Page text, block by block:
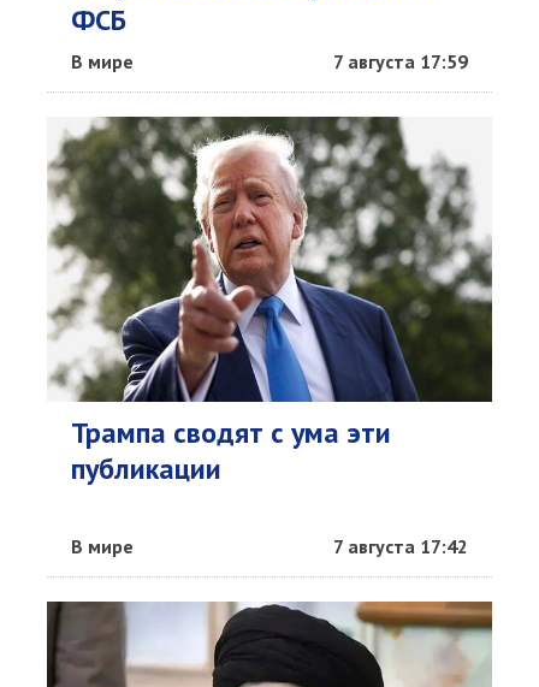
ФСБ
В мире 7 августа 17:59
Трампа сводят с ума эти
публикации
В мире 7 августа 17:42